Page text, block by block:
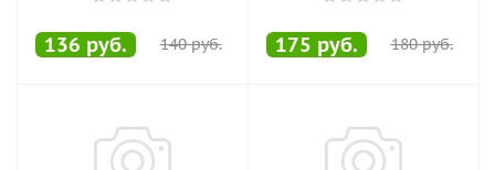
136 руб. 140руб. 175 руб. 180руб.